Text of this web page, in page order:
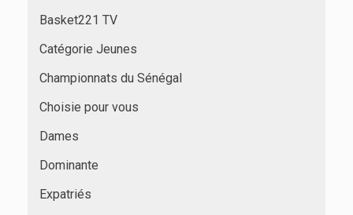
Basket221 TV
Catégorie Jeunes
Championnats du Sénégal
Choisie pour vous
Dames
Dominante
Expatriés